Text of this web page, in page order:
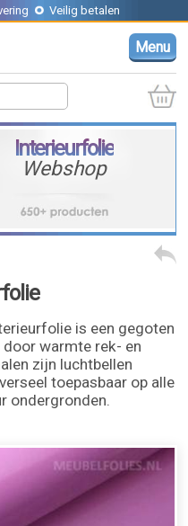
Veilig betalen
Menu
Interieurfolie
Webshop
is een gegoten
warmte rek- en
zijn luchtbellen
toepasbaar op alle
ondergronden.